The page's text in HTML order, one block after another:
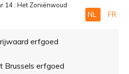
14 : Het Zoniënwoud
NL FR
erfgoed
Brussels erfgoed